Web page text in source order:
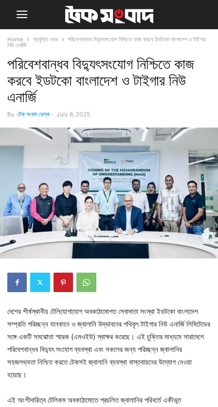
Home প্রযুক্তি খবর
পরিবেশবান্ধব বিদ্যুৎসংযোগ নিশ্চিতে কাজ করবে ইডটকো বাংলাদেশ ও টাইগার
নিউ এনার্জি
পরিবেশবান্ধব বিদ্যুৎসংযোগ নিশ্চিতে কাজ
করবে ইডটকো বাংলাদেশ ও টাইগার নিউ
এনার্জি
By টেক সংবাদ ডেস্ক - July 8, 2025
দেশের শীর্ষস্থানীয় টেলিযোগাযোগ অবকাঠামোগত সেবাদাতা সংস্থা ইডটকো বাংলাদেশ
সম্প্রতি পরিচ্ছন্ন যানবাহন ও জ্বালানি উদ্ভাবনের পথিকৃৎ টাইগার নিউ এনার্জি লিমিটেডের
সঙ্গে একটি সমঝোতা স্মারক (এমওইউ) স্বাক্ষর করেছে। এই চুক্তির মাধ্যমে সারাদেশে
পরিবেশবান্ধব বিদ্যুৎ সংযোগ ব্যবস্থা এবং সকলের জন্য পরিচ্ছন্ন জ্বালানির
সহজলভ্যতা নিশ্চিত করতে টেকসই জ্বালানি ব্যবস্থা বাস্তবায়নের উদ্যোগ নেওয়া
হয়েছে।
এই অংশীদারিত্ব টেলিকম অবকাঠামোতে প্রচলিত জ্বালানির পরিবর্তে একীভূত